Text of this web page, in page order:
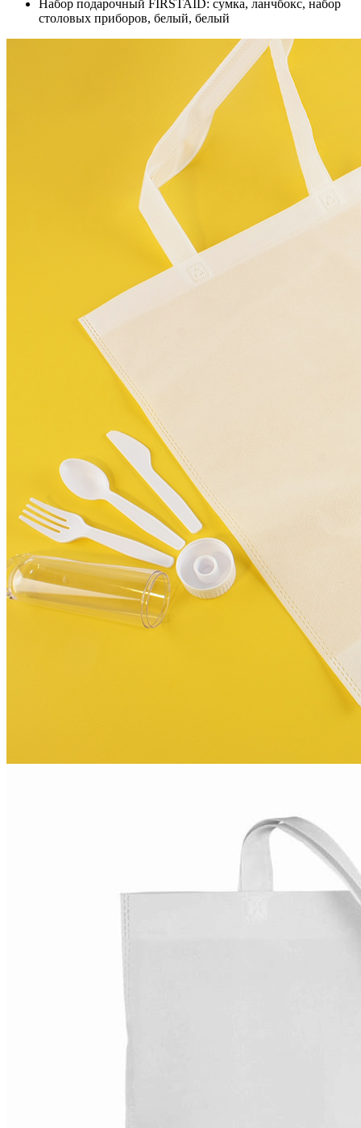
Набор подарочный FIRSTAID: сумка, ланчбокс, набор
столовых приборов, белый, белый